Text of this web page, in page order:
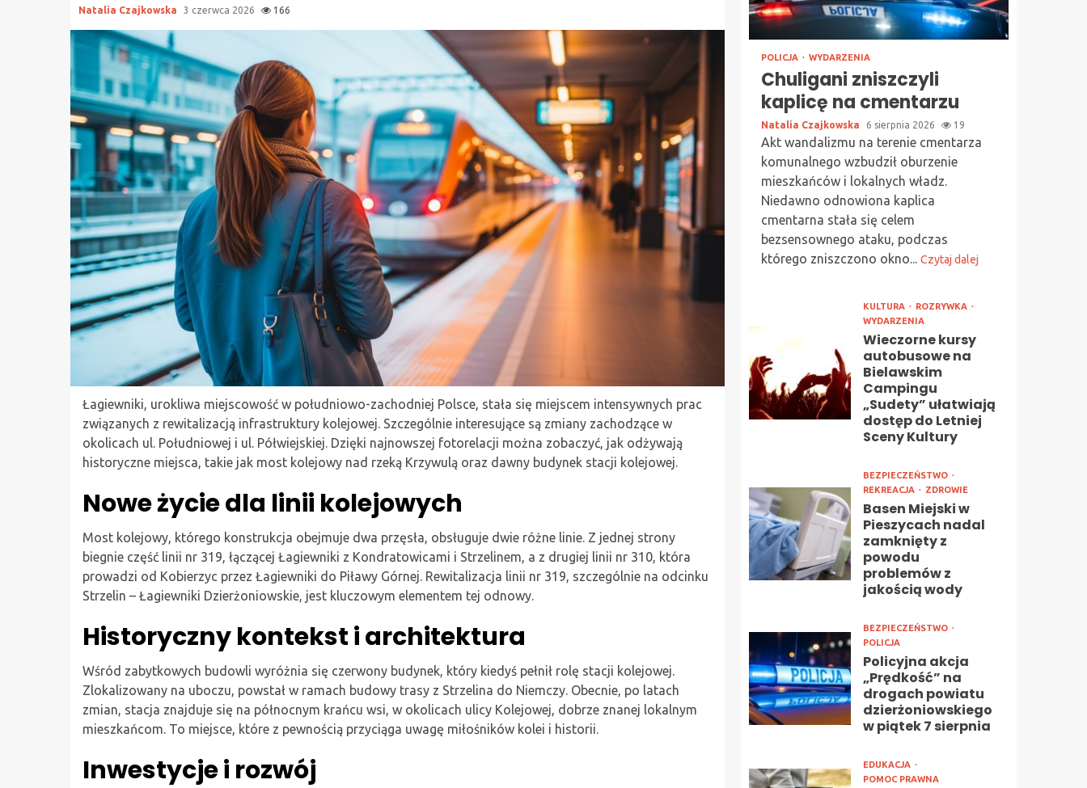
Natalia Czajkowska 3 czerwca 2026 166
Łagiewniki, urokliwa miejscowość w południowo-zachodniej Polsce, stała się miejscem intensywnych prac
związanych z rewitalizacją infrastruktury kolejowej. Szczególnie interesujące są zmiany zachodzące w
okolicach ul. Południowej i ul. Półwiejskiej. Dzięki najnowszej fotorelacji można zobaczyć, jak odżywają
historyczne miejsca, takie jak most kolejowy nad rzeką Krzywulą oraz dawny budynek stacji kolejowej.
Nowe życie dla linii kolejowych
Most kolejowy, którego konstrukcja obejmuje dwa przęsła, obsługuje dwie różne linie. Z jednej strony
biegnie część linii nr 319, łączącej Łagiewniki z Kondratowicami i Strzelinem, a z drugiej linii nr 310, która
prowadzi od Kobierzyc przez Łagiewniki do Piławy Górnej. Rewitalizacja linii nr 319, szczególnie na odcinku
Strzelin – Łagiewniki Dzierżoniowskie, jest kluczowym elementem tej odnowy.
Historyczny kontekst i architektura
Wśród zabytkowych budowli wyróżnia się czerwony budynek, który kiedyś pełnił rolę stacji kolejowej.
Zlokalizowany na uboczu, powstał w ramach budowy trasy z Strzelina do Niemczy. Obecnie, po latach
zmian, stacja znajduje się na północnym krańcu wsi, w okolicach ulicy Kolejowej, dobrze znanej lokalnym
mieszkańcom. To miejsce, które z pewnością przyciąga uwagę miłośników kolei i historii.
Inwestycje i rozwój
POLICJA WYDARZENIA
Chuligani zniszczyli
kaplicę na cmentarzu
Natalia Czajkowska 6 sierpnia 2026 19
Akt wandalizmu na terenie cmentarza
komunalnego wzbudził oburzenie
mieszkańców i lokalnych władz.
Niedawno odnowiona kaplica
cmentarna stała się celem
bezsensownego ataku, podczas
którego zniszczono okno... Czytaj dalej
KULTURA
ROZRYWKA
WYDARZENIA
Wieczorne kursy
autobusowe na
Bielawskim
Campingu
„Sudety” ułatwiają
dostęp do Letniej
Sceny Kultury
BEZPIECZEŃSTWO
REKREACJA
ZDROWIE
Basen Miejski w
Pieszycach nadal
zamknięty z
powodu
problemów z
jakością wody
BEZPIECZEŃSTWO
POLICJA
Policyjna akcja
„Prędkość” na
drogach powiatu
dzierżoniowskiego
w piątek 7 sierpnia
EDUKACJA
POMOC PRAWNA